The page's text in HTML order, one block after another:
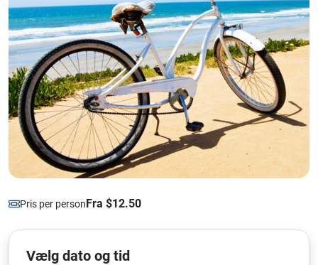
Pris per personFra $12.50
Vælg dato og tid